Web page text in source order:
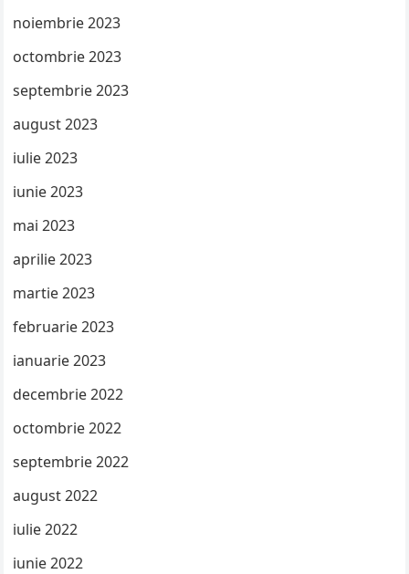
noiembrie 2023
octombrie 2023
septembrie 2023
august 2023
iulie 2023
iunie 2023
mai 2023
aprilie 2023
martie 2023
februarie 2023
ianuarie 2023
decembrie 2022
octombrie 2022
septembrie 2022
august 2022
iulie 2022
iunie 2022